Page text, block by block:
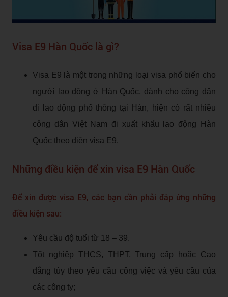
Visa E9 Hàn Quốc là gì?
Visa E9 là một trong những loại visa phổ biến cho
người lao động ở Hàn Quốc, dành cho công dân
đi lao động phổ thông tại Hàn, hiện có rất nhiều
công dân Việt Nam đi xuất khẩu lao động Hàn
Quốc theo diện visa E9.
Những điều kiện để xin visa E9 Hàn Quốc
Để xin được visa E9, các bạn cần phải đáp ứng những
điều kiện sau:
Yêu cầu độ tuổi từ 18 – 39.
Tốt nghiệp THCS, THPT, Trung cấp hoặc Cao
đẳng tùy theo yêu cầu công việc và yêu cầu của
các công ty;